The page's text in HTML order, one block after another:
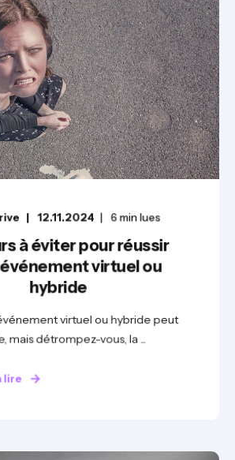
12.11.2024 6min lues
à éviter pour réussir
virtuel ou
hybride
virtuel ou hybride peut
mais détrompez-vous, la ...
lire